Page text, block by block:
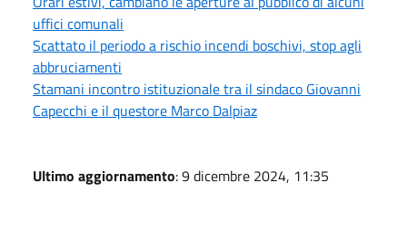
uffici comunali
Scattato il periodo a rischio incendi boschivi, stop agli
abbruciamenti
Stamani incontro istituzionale tra il sindaco Giovanni
Capecchi e il questore Marco Dalpiaz
Ultimo aggiornamento: 9 dicembre 2024, 11:35